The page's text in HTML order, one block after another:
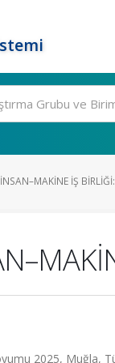
İŞ
2025, Muğla,